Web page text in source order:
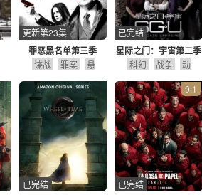
罪恶黑名单第三季
更新第23集
谍战 罪案
悬
疑
动作
星际之门：宇宙第二季
已完结
科幻 战争
动
作
冒险
已完结
9.1
已完结